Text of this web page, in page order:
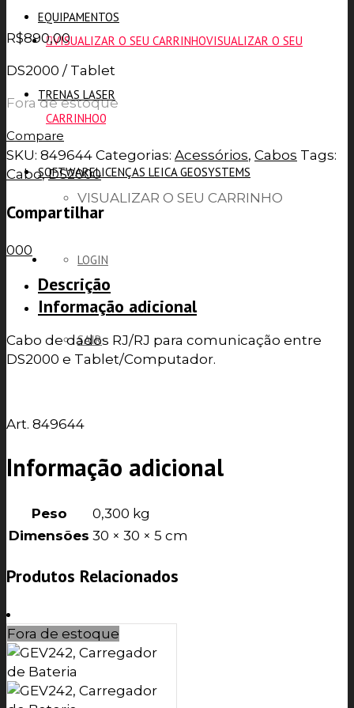
EQUIPAMENTOS
TRENAS LASER
SOFTWARELICENÇAS LEICA GEOSYSTEMS
VISUALIZAR O SEU CARRINHOVISUALIZAR O SEU
CARRINHO0
VISUALIZAR O SEU CARRINHO
LOGIN
SAIR
R$890,00
DS2000 / Tablet
Fora de estoque
Compare
SKU: 849644 Categorias: Acessórios, Cabos Tags:
Cabo,DS2000
Compartilhar
000
Descrição
Informação adicional
Cabo de dados RJ/RJ para comunicação entre
DS2000 e Tablet/Computador.
Art. 849644
Informação adicional
Peso
0,300 kg
Dimensões 30 × 30 × 5 cm
Produtos Relacionados
Fora de estoque